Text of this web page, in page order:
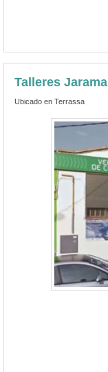
Talleres Jarama
Ubicado en Terrassa